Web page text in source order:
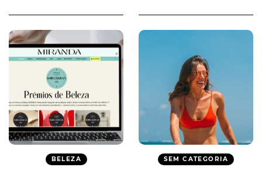
BELEZA SEM CATEGORIA